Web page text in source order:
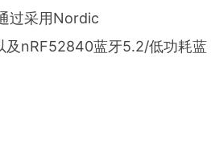
过采用Nordic
及nRF52840蓝牙5.2/低功耗蓝